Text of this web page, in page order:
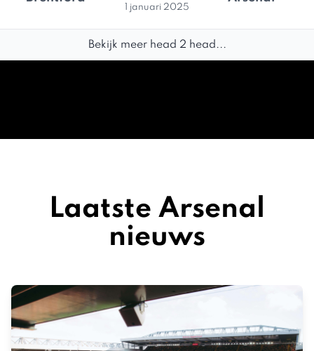
1 januari 2025
Bekijk meer head 2 head...
Laatste Arsenal
nieuws